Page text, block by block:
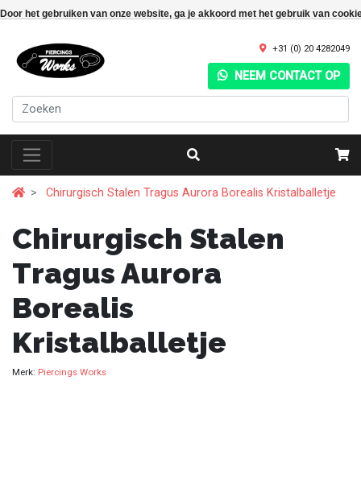
Door het gebruiken van onze website, ga je akkoord met het gebruik van
+31 (0) 20 4282049
NEEM CONTACT OP
Chirurgisch Stalen Tragus Aurora Borealis Kristalballetje
Chirurgisch Stalen
Tragus Aurora
Borealis
Kristalballetje
Merk: Piercings Works